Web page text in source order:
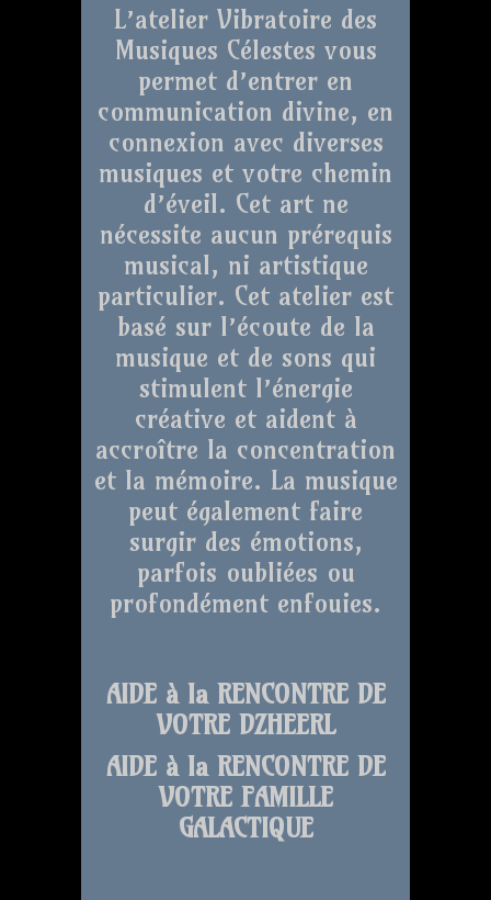
L’atelier Vibratoire des
Musiques Célestes vous
permet d’entrer en
communication divine, en
connexion avec diverses
musiques et votre chemin
d’éveil. Cet art ne
nécessite aucun prérequis
musical, ni artistique
particulier. Cet atelier est
basé sur l’écoute de la
musique et de sons qui
stimulent l’énergie
créative et aident à
accroître la concentration
et la mémoire. La musique
peut également faire
surgir des émotions,
parfois oubliées ou
profondément enfouies.
AIDE à la RENCONTRE DE
VOTRE DZHEERL
AIDE à la RENCONTRE DE
VOTRE FAMILLE
GALACTIQUE